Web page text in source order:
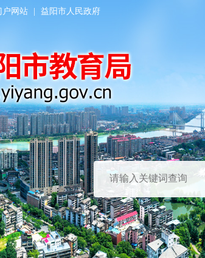
户网站 益阳市人民政府